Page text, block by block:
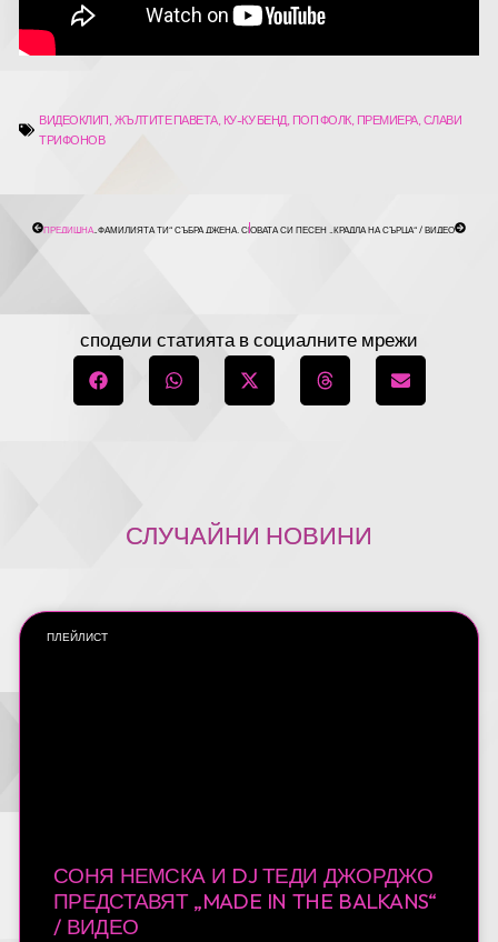
ПАВЕТА“
ВИДЕОКЛИП,ЖЪЛТИТЕ ПАВЕТА, КУ-КУ БЕНД, ПОП ФОЛК, ПРЕМИЕРА,СЛАВИ
ТРИФОНОВ
ПРЕДИШНА„ФАМИЛИЯТА ТИ“ СЪБРА ДЖЕНА, СИМОНА, ЛИДИЯ И МИРЕЛА В ЕДНА НЕОЧАКВАНА
СЛЕДВАЩАИЛИЯН ПРЕДСТАВИ НОВАТА СИ ПЕСЕН „КРАДЛА НА СЪРЦА“ / ВИДЕО
сподели статията в социалните мрежи
СЛУЧАЙНИ НОВИНИ
ПЛЕЙЛИСТ
СОНЯ НЕМСКА И DJ ТЕДИ ДЖОРДЖО
ПРЕДСТАВЯТ „MADE IN THE BALKANS“
/ ВИДЕО